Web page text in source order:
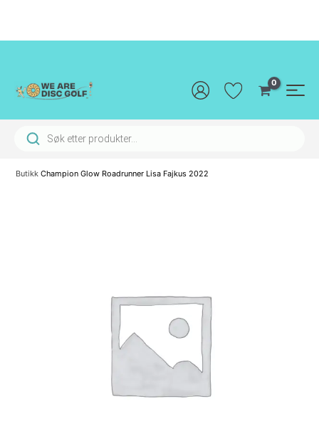
innholdet
Products search
Butikk Champion Glow Roadrunner Lisa Fajkus 2022